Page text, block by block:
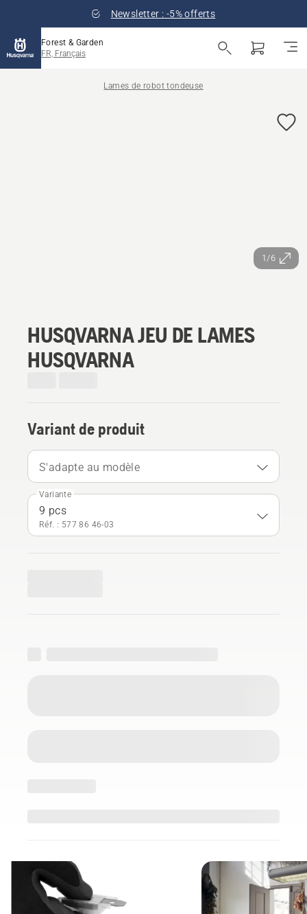
Newsletter : -5% offerts
Forest & Garden
FR, Français
Lames de robot tondeuse
1/6
HUSQVARNA JEU DE LAMES
HUSQVARNA
Variant de produit
S'adapte au modèle
Variante
9 pcs
Réf. : 577 86 46‑03